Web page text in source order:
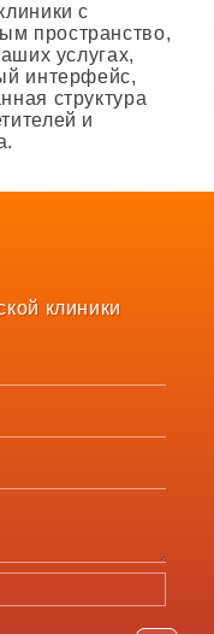
клиники
с
пространство,
услугах,
интерфейс,
структура
и